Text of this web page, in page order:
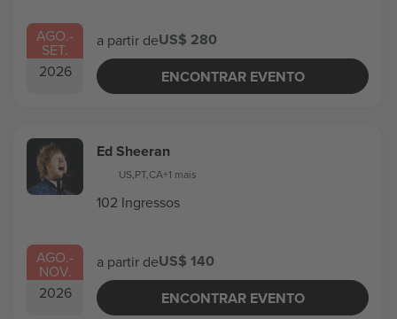
AGO.-
SET.
2026
a partir deUS$ 280
ENCONTRAR EVENTO
AGO.-
NOV.
2026
Ed Sheeran
US,PT,CA+1 mais
102 Ingressos
a partir deUS$ 140
ENCONTRAR EVENTO